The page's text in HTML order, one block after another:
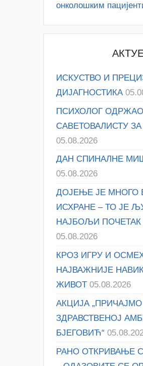
онколошким
ИСКУСТВО И
ДИЈАГНОСТИКА
ПСИХОЛОГ
САВЕТОВАЛИСТУ
05.08.2026
ДАН СПИНАЛНЕ
05.08.2026
ДОЈЕЊЕ ЈЕ МНОГО
ИСХРАНЕ – ТО ЈЕ
НАЈБОЉИ
05.08.2026
КРОЗ ИГРУ И
НАЈВАЖНИЈЕ
ЖИВОТ 05.08.2026
АКЦИЈА
ЗДРАВСТВЕНОЈ
БЈЕГОВИЋ“
РАНО ОТКРИВАЊЕ